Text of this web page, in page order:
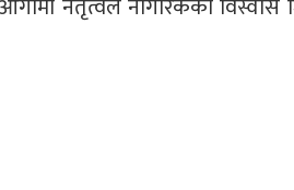
नेतृत्वले नागरिकको विस्वास